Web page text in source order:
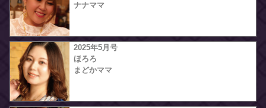
ナナママ
2025年5月号
ほろろ
まどかママ